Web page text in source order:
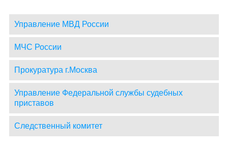
Управление МВД России
МЧС России
Прокуратура г.Москва
Управление Федеральной службы судебных
приставов
Следственный комитет